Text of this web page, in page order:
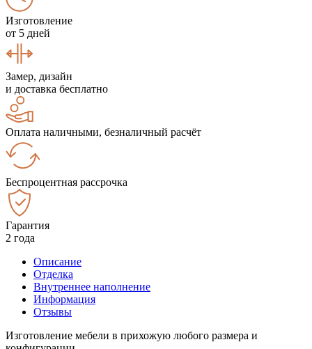
Изготовление
от 5 дней
Замер, дизайн
и доставка бесплатно
Оплата наличными, безналичный расчёт
Беспроцентная рассрочка
Гарантия
2 года
Описание
Отделка
Внутреннее наполнение
Информация
Отзывы
Изготовление мебели в прихожую любого размера и